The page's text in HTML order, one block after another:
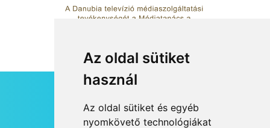
Az oldal sütiket
használ
Az oldal sütiket és egyéb
nyomkövető technológiákat
RSS